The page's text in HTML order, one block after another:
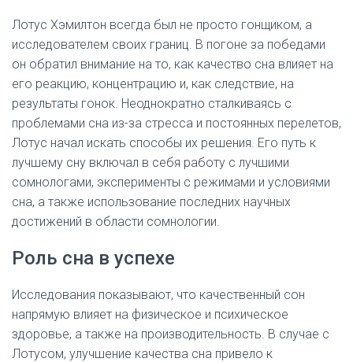
Лотус Хэмилтон всегда был не просто гонщиком, а
исследователем своих границ. В погоне за победами
он обратил внимание на то, как качество сна влияет на
его реакцию, концентрацию и, как следствие, на
результаты гонок. Неоднократно сталкиваясь с
проблемами сна из-за стресса и постоянных перелетов,
Лотус начал искать способы их решения. Его путь к
лучшему сну включал в себя работу с лучшими
сомнологами, эксперименты с режимами и условиями
сна, а также использование последних научных
достижений в области сомнологии.
Роль сна в успехе
Исследования показывают, что качественный сон
напрямую влияет на физическое и психическое
здоровье, а также на производительность. В случае с
Лотусом, улучшение качества сна привело к